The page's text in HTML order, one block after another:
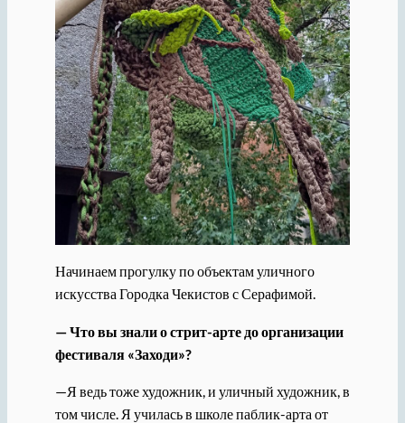
Начинаем прогулку по объектам уличного
искусства Городка Чекистов с Серафимой.
— Что вы знали о стрит-арте до организации
фестиваля «Заходи»?
—Я ведь тоже художник, и уличный художник, в
том числе. Я училась в школе паблик-арта от